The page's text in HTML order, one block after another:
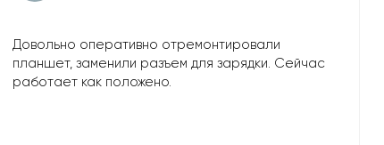
Довольно оперативно отремонтировали
планшет, заменили разъем для зарядки. Сейчас
работает как положено.